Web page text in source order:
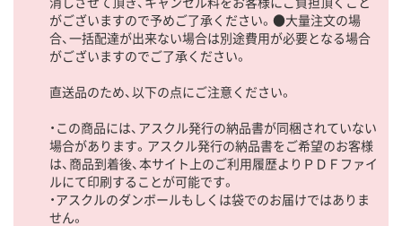
がございますので予めご了承ください。●大量注文の場
合、一括配達が出来ない場合は別途費用が必要となる場合
がございますのでご了承ください。
直送品のため、以下の点にご注意ください。
・この商品には、アスクル発行の納品書が同梱されていない
場合があります。アスクル発行の納品書をご希望のお客様
は、商品到着後、本サイト上のご利用履歴よりＰＤＦファイ
ルにて印刷することが可能です。
・アスクルのダンボールもしくは袋でのお届けではありま
せん。